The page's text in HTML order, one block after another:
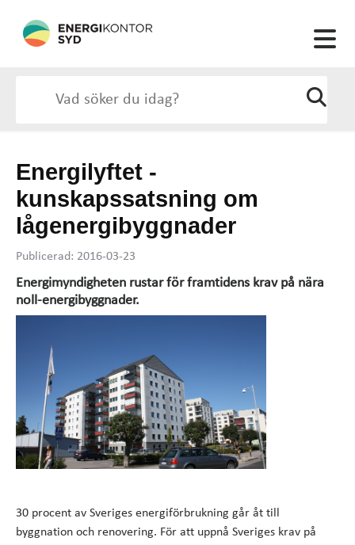
Energilyftet -
kunskapssatsning om
lågenergibyggnader
Publicerad: 2016-03-23
Energimyndigheten rustar för framtidens krav på nära
noll-energibyggnader.
30 procent av Sveriges energiförbrukning går åt till
byggnation och renovering. För att uppnå Sveriges krav på